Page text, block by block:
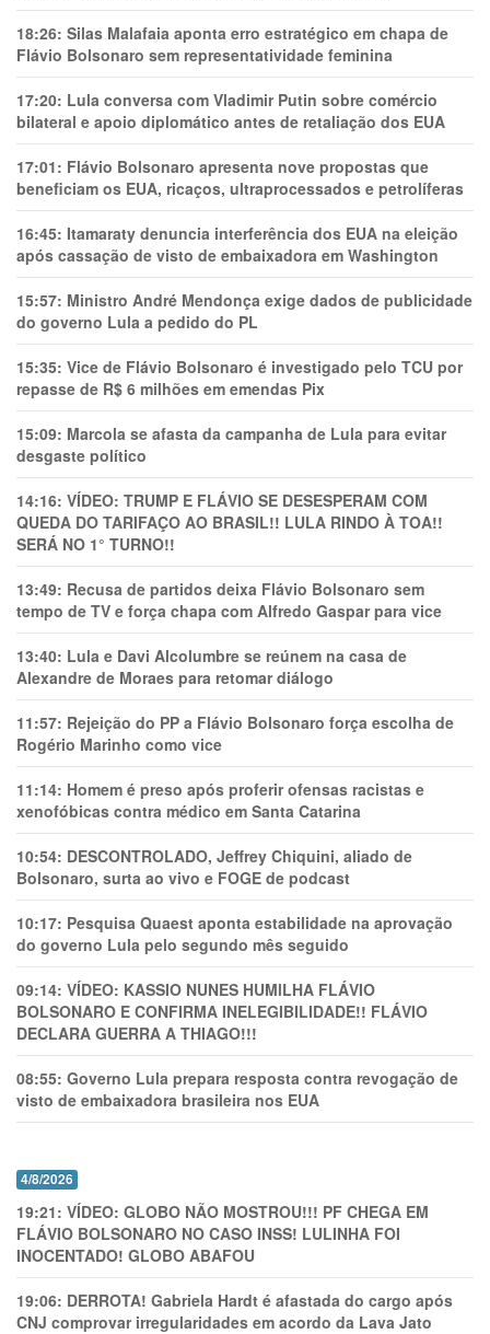
18:26: Silas Malafaia aponta erro estratégico em chapa de
Flávio Bolsonaro sem representatividade feminina
17:20: Lula conversa com Vladimir Putin sobre comércio
bilateral e apoio diplomático antes de retaliação dos EUA
17:01: Flávio Bolsonaro apresenta nove propostas que
beneficiam os EUA, ricaços, ultraprocessados e petrolíferas
16:45: Itamaraty denuncia interferência dos EUA na eleição
após cassação de visto de embaixadora em Washington
15:57: Ministro André Mendonça exige dados de publicidade
do governo Lula a pedido do PL
15:35: Vice de Flávio Bolsonaro é investigado pelo TCU por
repasse de R$ 6 milhões em emendas Pix
15:09: Marcola se afasta da campanha de Lula para evitar
desgaste político
14:16: VÍDEO: TRUMP E FLÁVIO SE DESESPERAM COM
QUEDA DO TARIFAÇO AO BRASIL!! LULA RINDO À TOA!!
SERÁ NO 1° TURNO!!
13:49: Recusa de partidos deixa Flávio Bolsonaro sem
tempo de TV e força chapa com Alfredo Gaspar para vice
13:40: Lula e Davi Alcolumbre se reúnem na casa de
Alexandre de Moraes para retomar diálogo
11:57: Rejeição do PP a Flávio Bolsonaro força escolha de
Rogério Marinho como vice
11:14: Homem é preso após proferir ofensas racistas e
xenofóbicas contra médico em Santa Catarina
10:54: DESCONTROLADO, Jeffrey Chiquini, aliado de
Bolsonaro, surta ao vivo e FOGE de podcast
10:17: Pesquisa Quaest aponta estabilidade na aprovação
do governo Lula pelo segundo mês seguido
09:14: VÍDEO: KASSIO NUNES HUMlLHA FLÁVIO
BOLSONARO E CONFIRMA INELEGIBILIDADE!! FLÁVIO
DECLARA GUERRA A THIAGO!!!
08:55: Governo Lula prepara resposta contra revogação de
visto de embaixadora brasileira nos EUA
4/8/2026
19:21: VÍDEO: GLOBO NÃO MOSTROU!!! PF CHEGA EM
FLÁVIO BOLSONARO NO CASO INSS! LULINHA FOI
INOCENTADO! GLOBO ABAFOU
19:06: DERROTA! Gabriela Hardt é afastada do cargo após
CNJ comprovar irregularidades em acordo da Lava Jato